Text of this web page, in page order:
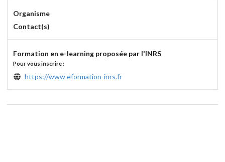
Organisme
Contact(s)
Formation en e-learning proposée par l'INRS
Pour vous inscrire :
https://www.eformation-inrs.fr